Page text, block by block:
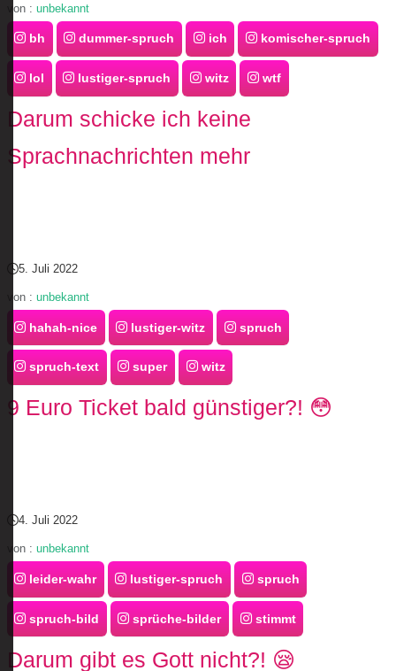
von : unbekannt
bh dummer-spruch ich komischer-spruch
lol lustiger-spruch witz wtf
Darum schicke ich keine
Sprachnachrichten mehr
5. Juli 2022
von : unbekannt
hahah-nice lustiger-witz spruch
spruch-text super witz
9 Euro Ticket bald günstiger?! 😳
4. Juli 2022
von : unbekannt
leider-wahr lustiger-spruch spruch
spruch-bild sprüche-bilder stimmt
Darum gibt es Gott nicht?! 😪